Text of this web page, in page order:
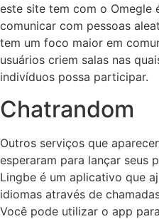
este site tem com o Omegle
comunicar com pessoas
tem um foco maior em
usuários criem salas nas
indivíduos possa participar.
Chatrandom
Outros serviços que
esperaram para lançar seus
Lingbe é um aplicativo que
idiomas através de
Você pode utilizar o app